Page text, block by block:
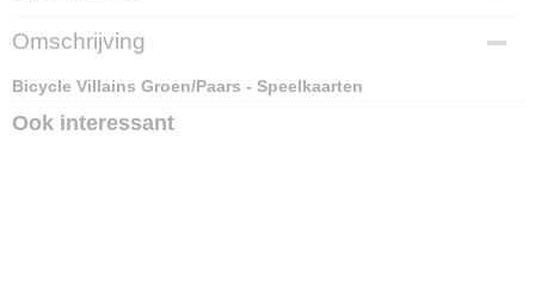
EAN code
073854095829
Omschrijving
Bicycle Villains Groen/Paars - Speelkaarten
Ook interessant